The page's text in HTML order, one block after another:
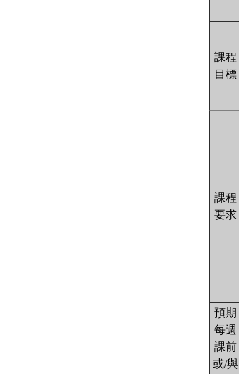
課程
目標
課程
要求
預期
每週
課前
或/與